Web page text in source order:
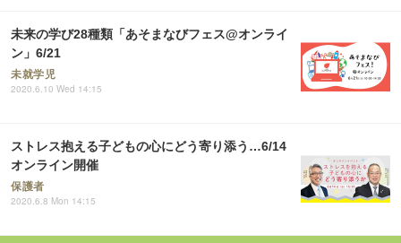
未来の学び28種類「あそまなびフェス@オンライ
ン」6/21
未就学児
2020.6.10 Wed 14:15
ストレス抱える子どもの心にどう寄り添う…6/14
オンライン開催
保護者
2020.6.8 Mon 14:15